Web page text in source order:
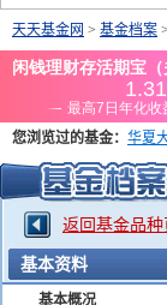
天天基金网 > 基金档案 >
您浏览过的基金： 华夏
添富优势 华安宏利 上证
返回基金品种
基本资料
基本概况